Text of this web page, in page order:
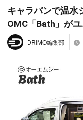
キャラバンで温水
OMC「Bath」がユ
DRIMO編集部